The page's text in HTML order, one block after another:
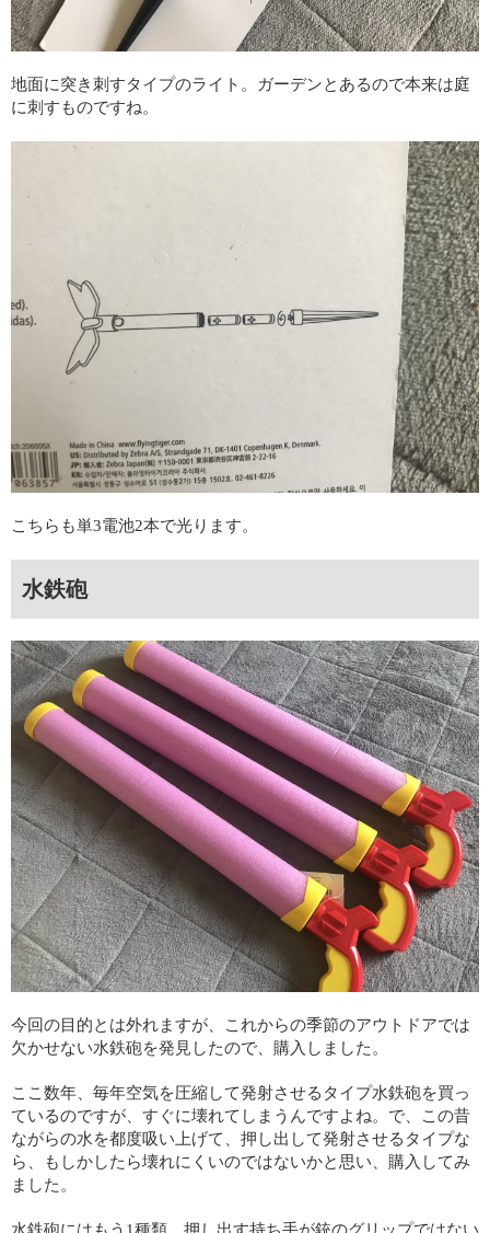
地面に突き刺すタイプのライト。ガーデンとあるので本来は庭
に刺すものですね。
こちらも単3電池2本で光ります。
水鉄砲
今回の目的とは外れますが、これからの季節のアウトドアでは
欠かせない水鉄砲を発見したので、購入しました。
ここ数年、毎年空気を圧縮して発射させるタイプ水鉄砲を買っ
ているのですが、すぐに壊れてしまうんですよね。で、この昔
ながらの水を都度吸い上げて、押し出して発射させるタイプな
ら、もしかしたら壊れにくいのではないかと思い、購入してみ
ました。